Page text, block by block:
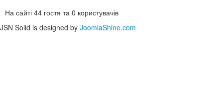
На сайті 44 гостя та 0 користувачів
JSN Solid is designed by JoomlaShine.com